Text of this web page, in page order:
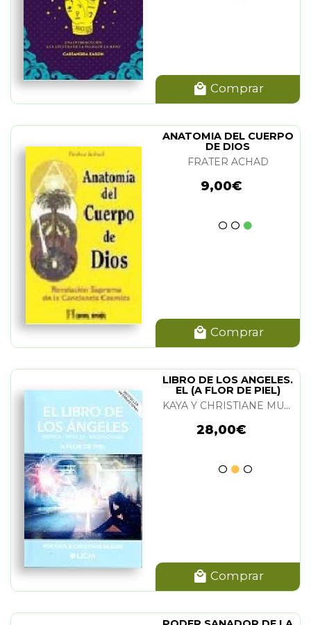
Comprar
ANATOMIA DEL CUERPO
DE DIOS
FRATER ACHAD
9,00€
Comprar
LIBRO DE LOS ANGELES.
EL (A FLOR DE PIEL)
KAYA Y CHRISTIANE MULLER
28,00€
Comprar